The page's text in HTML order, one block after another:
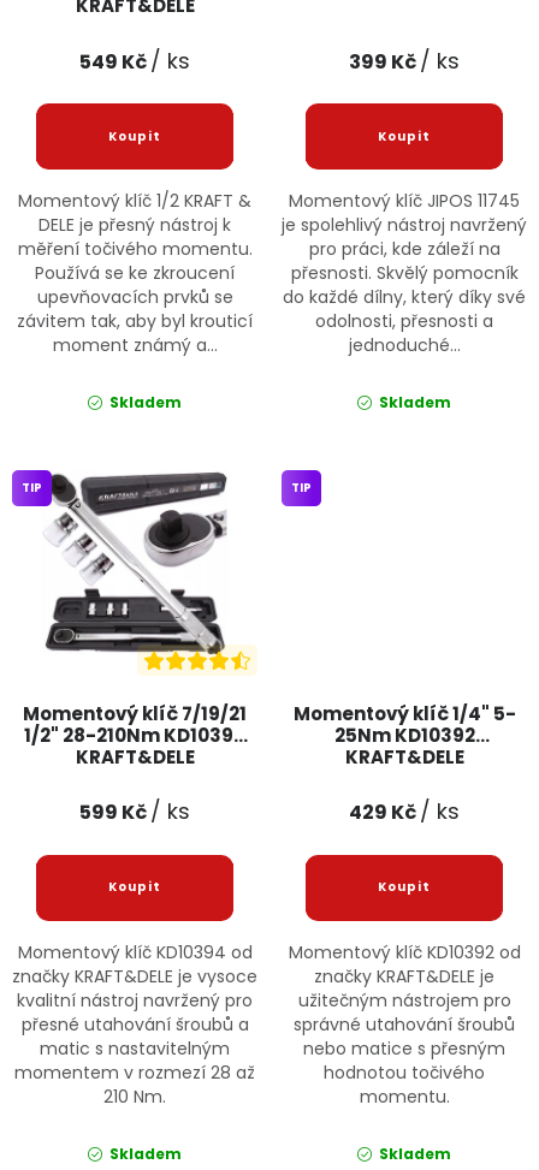
KRAFT&DELE
549 Kč/ ks
Momentový klíč 1/2 KRAFT &
DELE je přesný nástroj k
měření točivého momentu.
Používá se ke zkroucení
upevňovacích prvků se
závitem tak, aby byl krouticí
moment známý a...
Skladem
399 Kč/ ks
Momentový klíč JIPOS 11745
je spolehlivý nástroj navržený
pro práci, kde záleží na
přesnosti. Skvělý pomocník
do každé dílny, který díky své
odolnosti, přesnosti a
jednoduché...
Skladem
Momentový klíč 7/19/21
1/2" 28-210Nm KD10394
KRAFT&DELE
TIP
599 Kč/ ks
Momentový klíč KD10394 od
značky KRAFT&DELE je vysoce
kvalitní nástroj navržený pro
přesné utahování šroubů a
matic s nastavitelným
momentem v rozmezí 28 až
210 Nm.
Skladem
Momentový klíč 1/4" 5-
25Nm KD10392
KRAFT&DELE
TIP
429 Kč/ ks
Momentový klíč KD10392 od
značky KRAFT&DELE je
užitečným nástrojem pro
správné utahování šroubů
nebo matice s přesným
hodnotou točivého
momentu.
Skladem